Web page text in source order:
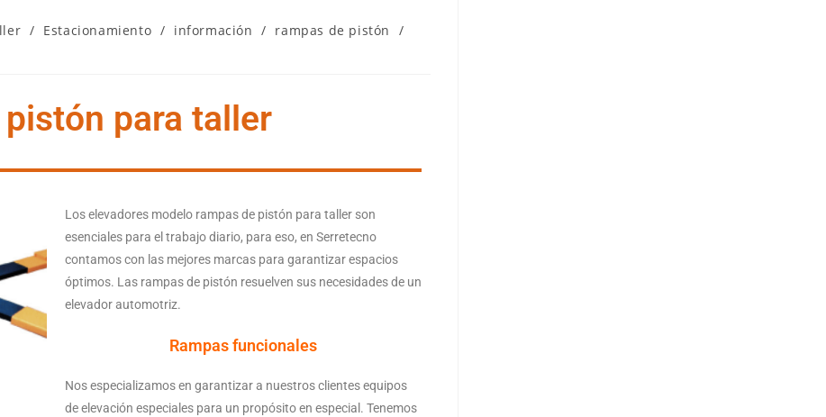
/ Estacionamiento / información / rampas de pistón
/
pistón para taller
Los elevadores modelo rampas de pistón para taller son
esenciales para el trabajo diario, para eso, en Serretecno
contamos con las mejores marcas para garantizar espacios
óptimos. Las rampas de pistón resuelven sus necesidades de un
elevador automotriz.
Rampas funcionales
Nos especializamos en garantizar a nuestros clientes equipos
de elevación especiales para un propósito en especial. Tenemos